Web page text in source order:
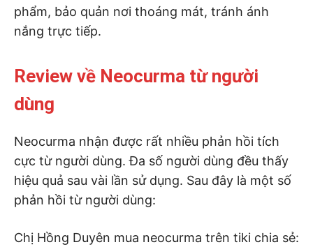
phẩm, bảo quản nơi thoáng mát, tránh ánh
nắng trực tiếp.
Review về Neocurma từ người
dùng
Neocurma nhận được rất nhiều phản hồi tích
cực từ người dùng. Đa số người dùng đều thấy
hiệu quả sau vài lần sử dụng. Sau đây là một số
phản hồi từ người dùng:
Chị Hồng Duyên mua neocurma trên tiki chia sẻ: